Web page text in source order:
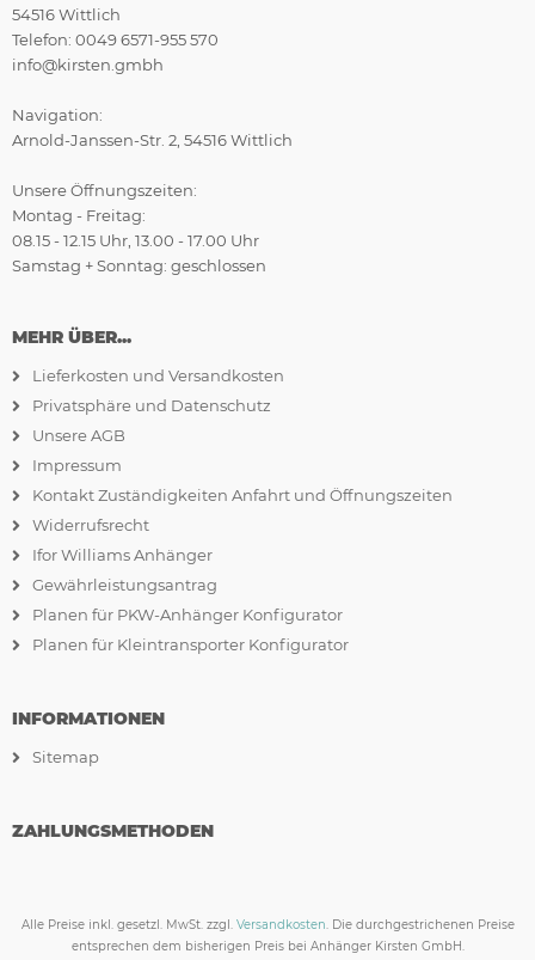
54516 Wittlich
Telefon: 0049 6571-955 570
info@kirsten.gmbh
Navigation:
Arnold-Janssen-Str. 2, 54516 Wittlich
Unsere Öffnungszeiten:
Montag - Freitag:
08.15 - 12.15 Uhr, 13.00 - 17.00 Uhr
Samstag + Sonntag: geschlossen
MEHR ÜBER...
Lieferkosten und Versandkosten
Privatsphäre und Datenschutz
Unsere AGB
Impressum
Kontakt Zuständigkeiten Anfahrt und Öffnungszeiten
Widerrufsrecht
Ifor Williams Anhänger
Gewährleistungsantrag
Planen für PKW-Anhänger Konfigurator
Planen für Kleintransporter Konfigurator
INFORMATIONEN
Sitemap
ZAHLUNGSMETHODEN
Alle Preise inkl. gesetzl. MwSt. zzgl. Versandkosten. Die durchgestrichenen Preise
entsprechen dem bisherigen Preis bei Anhänger Kirsten GmbH.